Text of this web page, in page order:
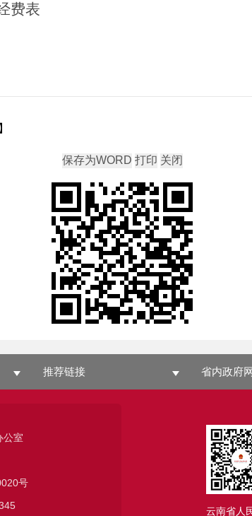
费表
】
推荐链接 省内政府
云南省人
公室
号